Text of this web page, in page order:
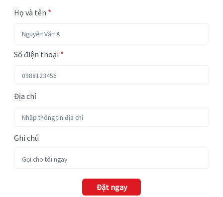
Họ và tên *
Số điện thoại *
Địa chỉ
Ghi chú
Đặt ngay